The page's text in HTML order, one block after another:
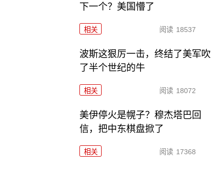
下一个？美国懵了
相关 阅读 18537
波斯这狠厉一击，终结了美军吹
了半个世纪的牛
相关 阅读 18072
美伊停火是幌子？穆杰塔巴回
信，把中东棋盘掀了
相关 阅读 17368